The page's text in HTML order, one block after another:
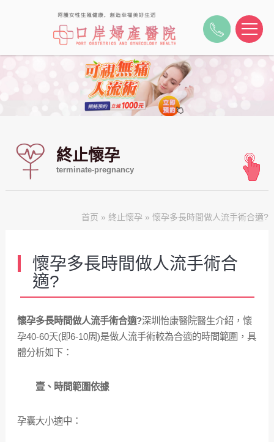
終止懷孕
terminate-pregnancy
首页 »終止懷孕 » 懷孕多長時間做人流手術合適?
懷孕多長時間做人流手術合
適?
懷孕多長時間做人流手術合適?深圳怡康醫院醫生介紹，懷
孕40-60天(即6-10周)是做人流手術較為合適的時間範圍，具
體分析如下：
壹、時間範圍依據
孕囊大小適中：